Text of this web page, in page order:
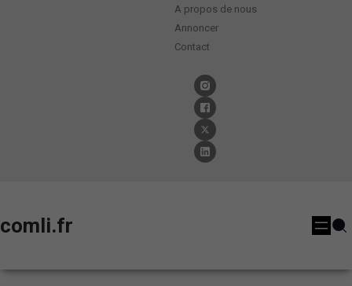
A propos de nous
Annoncer
Contact
comli.fr